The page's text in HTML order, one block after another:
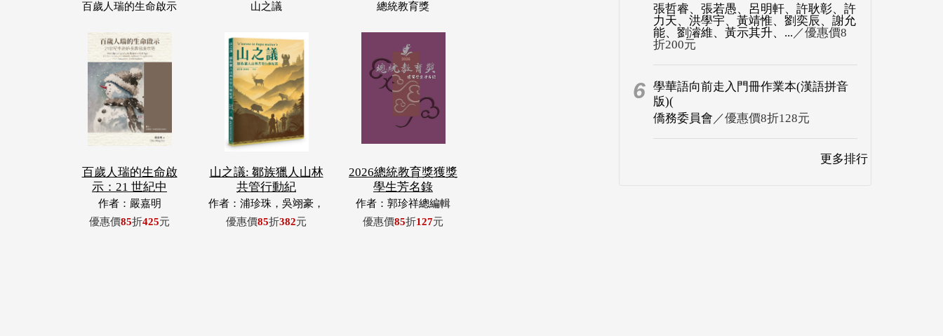
百歲人瑞的生命啟示
百歲人瑞的生命啟
示：21 世紀中
作者：嚴嘉明
優惠價85折425元
山之議
山之議: 鄒族獵人山林
共管行動紀
作者：浦珍珠，吳翊豪，
呂翊齊，張惠東，許玉
優惠價85折382元
總統教育獎
2026總統教育獎獲獎
學生芳名錄
作者：郭珍祥總編輯
優惠價85折127元
張哲睿、張若愚、呂明軒、許耿彰、許
力天、洪學宇、黃靖惟、劉奕辰、謝允
能、劉濬維、黃示其升、... ／優惠價8
折200元
6 學華語向前走入門冊作業本(漢語拼音
版)(
僑務委員會 ／優惠價8折128元
更多排行